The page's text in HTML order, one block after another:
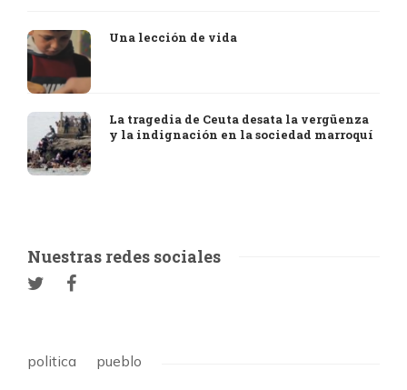
Una lección de vida
La tragedia de Ceuta desata la vergüenza
y la indignación en la sociedad marroquí
Nuestras redes sociales
politica pueblo